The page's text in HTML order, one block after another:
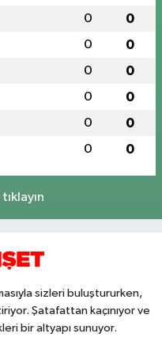
0 0
0 0
0 0
0 0
0 0
0 0
sizleri buluştururken,
Şatafattan kaçınıyor ve
bir altyapı sunuyor.